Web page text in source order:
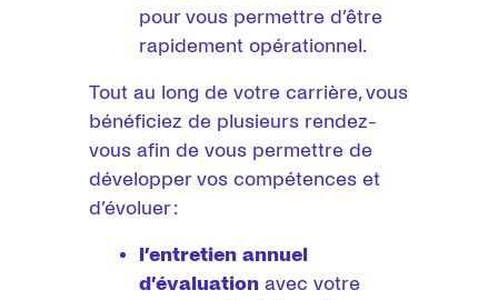
pour vous permettre d’être
rapidement opérationnel.
Tout au long de votre carrière, vous
bénéficiez de plusieurs rendez-
vous afin de vous permettre de
développer vos compétences et
d’évoluer :
l’entretien annuel
d’évaluation avec votre